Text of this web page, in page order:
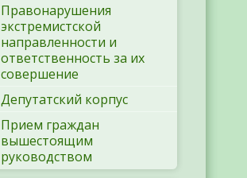
Правонарушения
экстремистской
направленности и
ответственность за их
совершение
Депутатский корпус
Прием граждан
вышестоящим
руководством